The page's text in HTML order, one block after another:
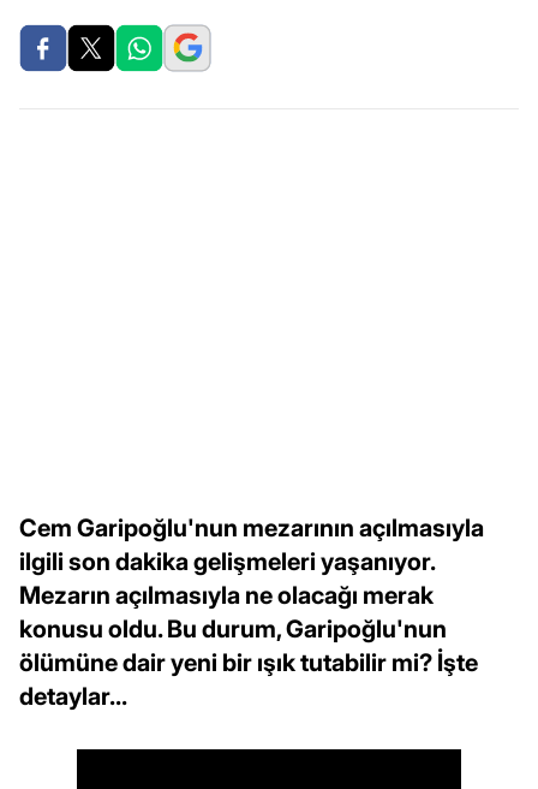
Cem Garipoğlu'nun mezarının açılmasıyla
ilgili son dakika gelişmeleri yaşanıyor.
Mezarın açılmasıyla ne olacağı merak
konusu oldu. Bu durum, Garipoğlu'nun
ölümüne dair yeni bir ışık tutabilir mi? İşte
detaylar...